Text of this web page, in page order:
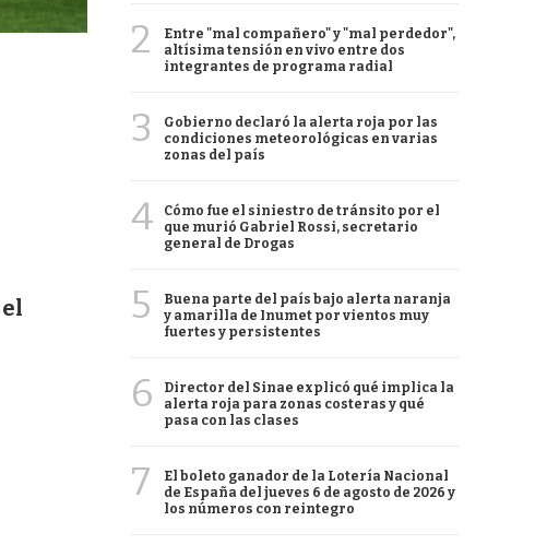
2
Entre "mal compañero" y "mal perdedor",
altísima tensión en vivo entre dos
integrantes de programa radial
3
Gobierno declaró la alerta roja por las
condiciones meteorológicas en varias
zonas del país
4
Cómo fue el siniestro de tránsito por el
que murió Gabriel Rossi, secretario
general de Drogas
5
Buena parte del país bajo alerta naranja
y amarilla de Inumet por vientos muy
fuertes y persistentes
6
Director del Sinae explicó qué implica la
alerta roja para zonas costeras y qué
pasa con las clases
7
El boleto ganador de la Lotería Nacional
de España del jueves 6 de agosto de 2026 y
los números con reintegro